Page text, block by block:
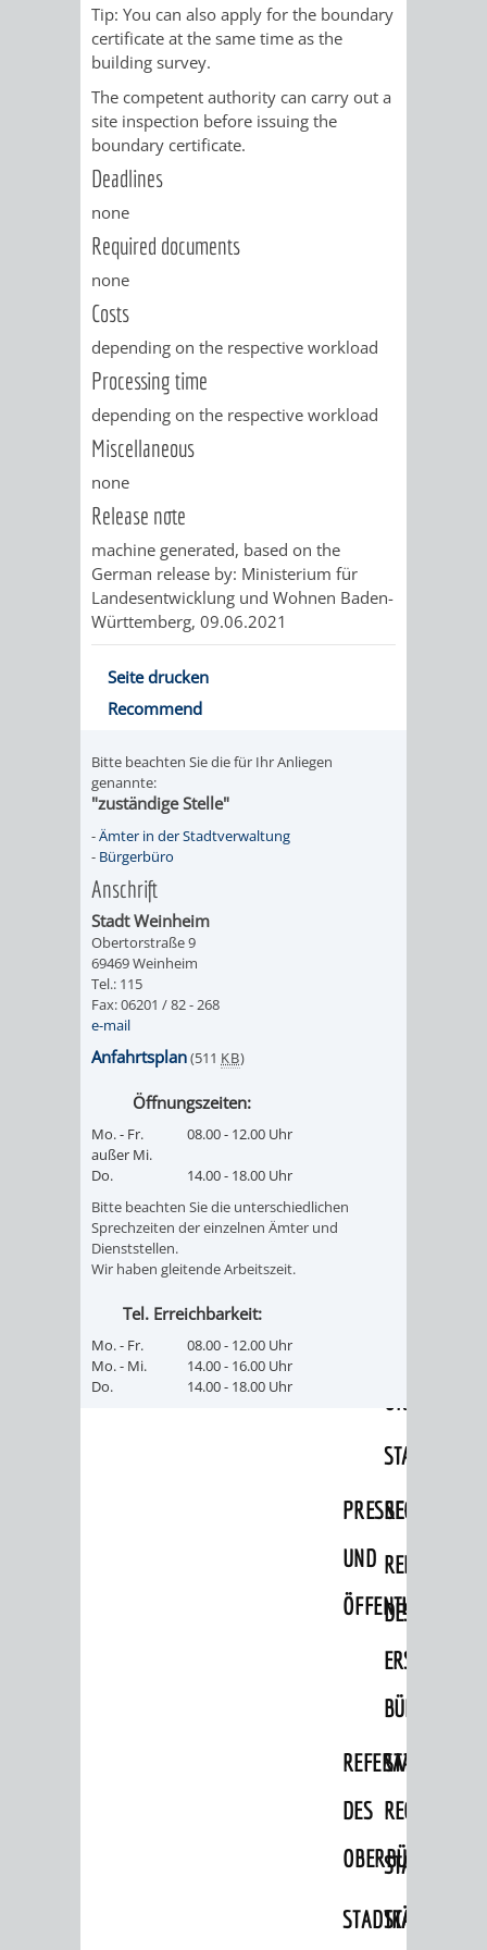
UND
UND GEWERBE-
UND
PRESSE-
UND REFERAT
DES
ERSTEN
REFERAT
DES
STABSSTELLE
RECHT
STADTKÄMMEREI
Tip: You can also apply for the boundary
certificate at the same time as the
building survey.
The competent authority can carry out a
site inspection before issuing the
boundary certificate.
Deadlines
none
Required documents
none
Costs
depending on the respective workload
Processing time
depending on the respective workload
Miscellaneous
none
Release note
machine generated, based on the
German release by: Ministerium für
Landesentwicklung und Wohnen Baden-
Württemberg, 09.06.2021
Seite drucken
Recommend
Bitte beachten Sie die für Ihr Anliegen
genannte:
"zuständige Stelle"
-Ämter in der Stadtverwaltung
- Bürgerbüro
Anschrift
Stadt Weinheim
Obertorstraße 9
69469 Weinheim
Tel.: 115
Fax: 06201 / 82 - 268
e-mail
Anfahrtsplan(511 KB)
Öffnungszeiten:
Mo. - Fr.
außer Mi.
08.00 - 12.00 Uhr
Do.
14.00 - 18.00 Uhr
Bitte beachten Sie die unterschiedlichen
Sprechzeiten der einzelnen Ämter und
Dienststellen.
Wir haben gleitende Arbeitszeit.
Tel. Erreichbarkeit:
Mo. - Fr.
08.00 - 12.00 Uhr
Mo. - Mi.
14.00 - 16.00 Uhr
Do.
14.00 - 18.00 Uhr